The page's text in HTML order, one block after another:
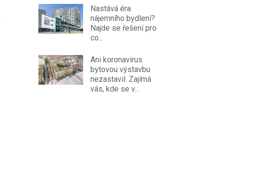
Nastává éra
nájemního bydlení?
Najde se řešení pro
co...
Ani koronavirus
bytovou výstavbu
nezastavil. Zajímá
vás, kde se v...